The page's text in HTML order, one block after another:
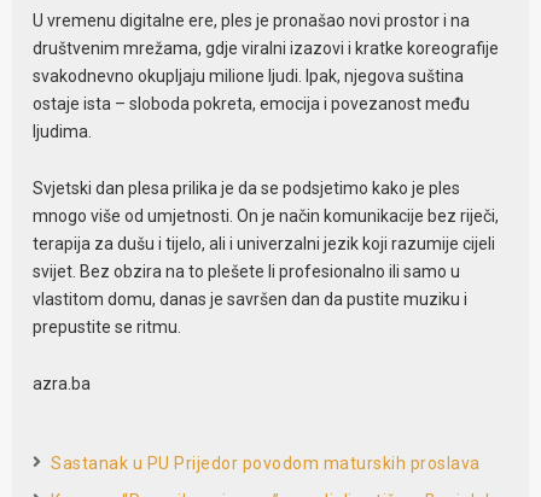
U vremenu digitalne ere, ples je pronašao novi prostor i na
društvenim mrežama, gdje viralni izazovi i kratke koreografije
svakodnevno okupljaju milione ljudi. Ipak, njegova suština
ostaje ista – sloboda pokreta, emocija i povezanost među
ljudima.
Svjetski dan plesa prilika je da se podsjetimo kako je ples
mnogo više od umjetnosti. On je način komunikacije bez riječi,
terapija za dušu i tijelo, ali i univerzalni jezik koji razumije cijeli
svijet. Bez obzira na to plešete li profesionalno ili samo u
vlastitom domu, danas je savršen dan da pustite muziku i
prepustite se ritmu.
azra.ba
Sastanak u PU Prijedor povodom maturskih proslava